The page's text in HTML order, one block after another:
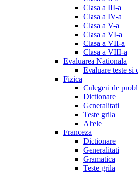
Clasa a III-a
Clasa a IV-a
Clasa a V-a
Clasa a VI-a
Clasa a VII-a
Clasa a VIII-a
Evaluarea Nationala
Evaluare teste si
Fizica
Culegeri de
Dictionare
Generalitati
Teste grila
Altele
Franceza
Dictionare
Generalitati
Gramatica
Teste grila